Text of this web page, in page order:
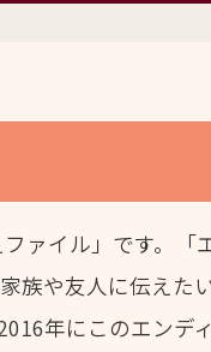
ァイル」です。
族や友人に伝えた
年にこのエン